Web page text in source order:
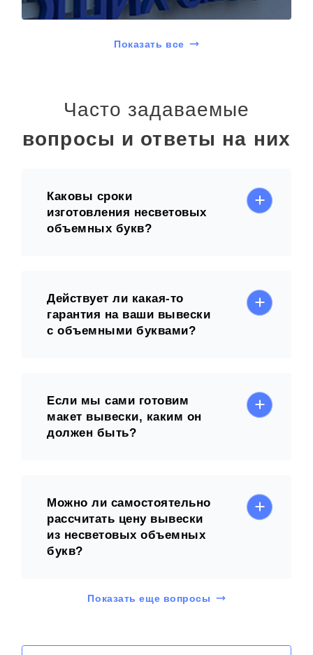
Показать все
Часто задаваемые
вопросы и ответы на них
Каковы сроки
изготовления несветовых
объемных букв?
Действует ли какая-то
гарантия на ваши вывески
с объемными буквами?
Если мы сами готовим
макет вывески, каким он
должен быть?
Можно ли самостоятельно
рассчитать цену вывески
из несветовых объемных
букв?
Показать еще вопросы